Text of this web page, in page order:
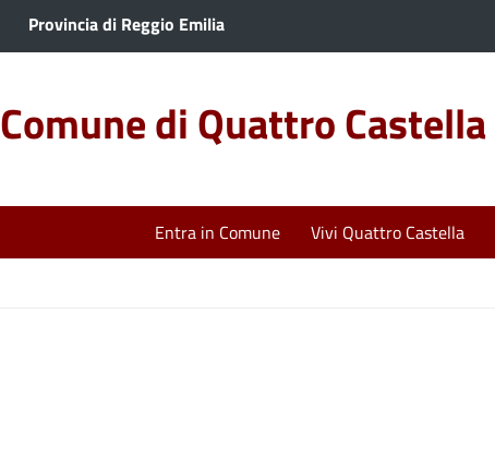
Provincia di Reggio Emilia
Comune di Quattro Castella
Entra in Comune Vivi Quattro Castella